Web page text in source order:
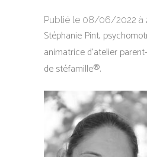
Publié le 08/06/2022 à
Stéphanie Pint,
animatrice d’atelier
de stéfamille®.